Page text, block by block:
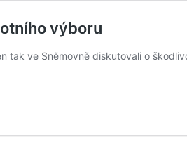
výboru
tak ve Sněmovně diskutovali o